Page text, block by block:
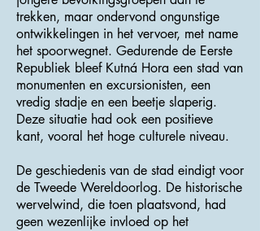
trekken, maar ondervond ongunstige
ontwikkelingen in het vervoer, met name
het spoorwegnet. Gedurende de Eerste
Republiek bleef Kutná Hora een stad van
monumenten en excursionisten, een
vredig stadje en een beetje slaperig.
Deze situatie had ook een positieve
kant, vooral het hoge culturele niveau.
De geschiedenis van de stad eindigt voor
de Tweede Wereldoorlog. De historische
wervelwind, die toen plaatsvond, had
geen wezenlijke invloed op het